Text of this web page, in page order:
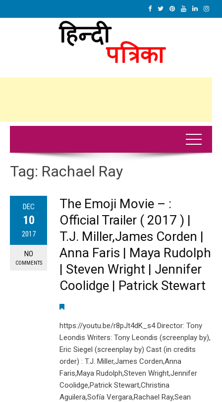
Tag: Rachael Ray
DEC
10
2017
NO
COMMENTS
The Emoji Movie – :
Official Trailer ( 2017 ) |
T.J. Miller,James Corden |
Anna Faris | Maya Rudolph
| Steven Wright | Jennifer
Coolidge | Patrick Stewart
https://youtu.be/r8pJt4dK_s4 Director: Tony
Leondis Writers: Tony Leondis (screenplay by),
Eric Siegel (screenplay by) Cast (in credits
order) : T.J. Miller,James Corden,Anna
Faris,Maya Rudolph,Steven Wright,Jennifer
Coolidge,Patrick Stewart,Christina
Aguilera,Sofía Vergara,Rachael Ray,Sean